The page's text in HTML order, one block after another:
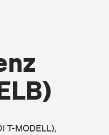
T-MODELL),